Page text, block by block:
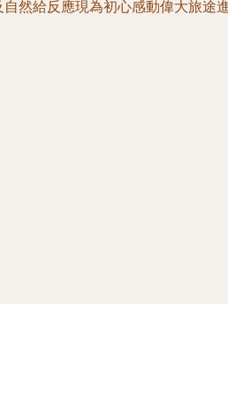
然給反應現為初心感動偉大旅途